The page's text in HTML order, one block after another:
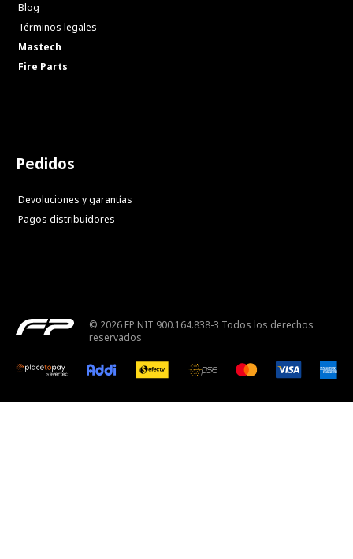
Blog
Términos legales
Mastech
Fire Parts
Pedidos
Devoluciones y garantías
Pagos distribuidores
© 2026 FP NIT 900.164.838-3 Todos los derechos
reservados